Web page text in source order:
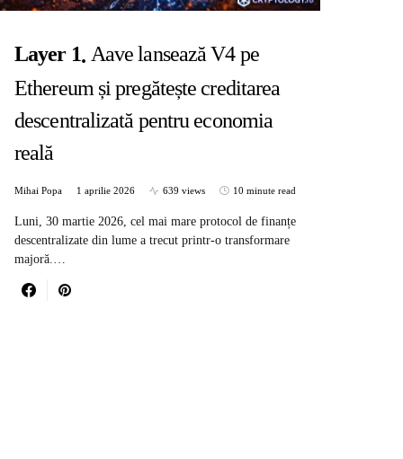
Layer 1 Aave lansează V4 pe
Ethereum și pregătește creditarea
descentralizată pentru economia
reală
Mihai Popa 1 aprilie 2026 639 views 10 minute read
Luni, 30 martie 2026, cel mai mare protocol de finanțe
descentralizate din lume a trecut printr-o transformare
majoră.…